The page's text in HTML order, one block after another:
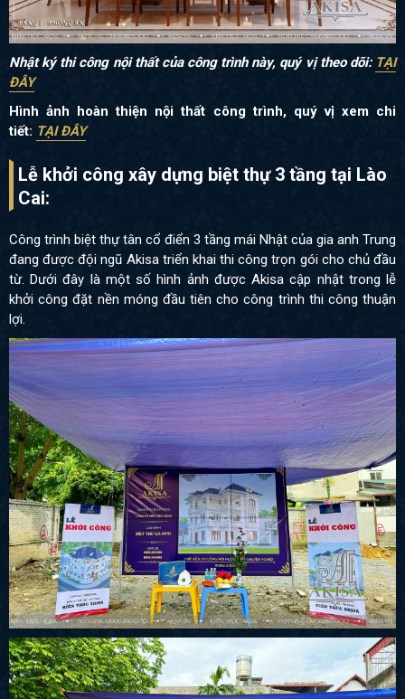
Nhật ký thi công nội thất của công trình này, quý vị theo dõi: TẠI
ĐÂY
Hình ảnh hoàn thiện nội thất công trình, quý vị xem chi
tiết: TẠI ĐÂY
Lễ khởi công xây dựng biệt thự 3 tầng tại Lào
Cai:
Công trình biệt thự tân cổ điển 3 tầng mái Nhật của gia anh Trung
đang được đội ngũ Akisa triển khai thi công trọn gói cho chủ đầu
từ. Dưới đây là một số hình ảnh được Akisa cập nhật trong lễ
khởi công đặt nền móng đầu tiên cho công trình thi công thuận
lợi.